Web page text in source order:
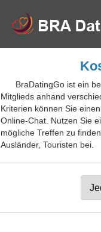
BraDatingGo ist ein
Mitglieds anhand
Kriterien können Sie
Online-Chat. Nutzen Sie
mögliche Treffen zu
Ausländer, Touristen bei.